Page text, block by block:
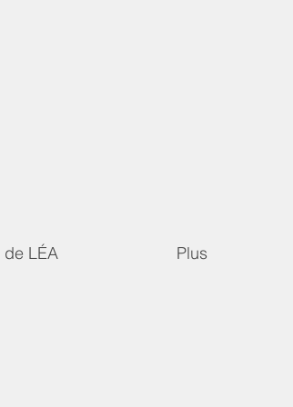
de LÉA Plus